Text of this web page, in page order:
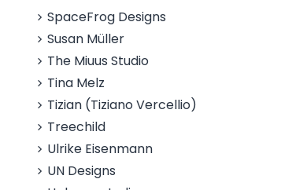
SpaceFrog Designs
Susan Müller
The Miuus Studio
Tina Melz
Tizian (Tiziano Vercellio)
Treechild
Ulrike Eisenmann
UN Designs